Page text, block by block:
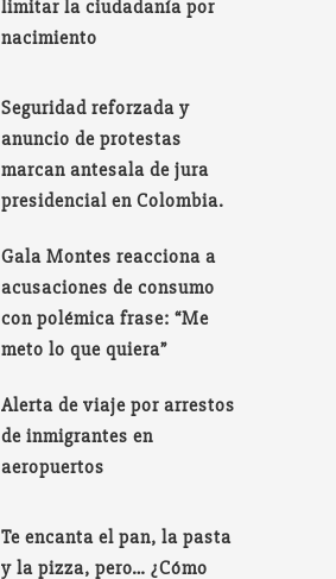
limitar la ciudadanía por
nacimiento
Seguridad reforzada y
anuncio de protestas
marcan antesala de jura
presidencial en Colombia.
Gala Montes reacciona a
acusaciones de consumo
con polémica frase: “Me
meto lo que quiera”
Alerta de viaje por arrestos
de inmigrantes en
aeropuertos
Te encanta el pan, la pasta
y la pizza, pero… ¿Cómo